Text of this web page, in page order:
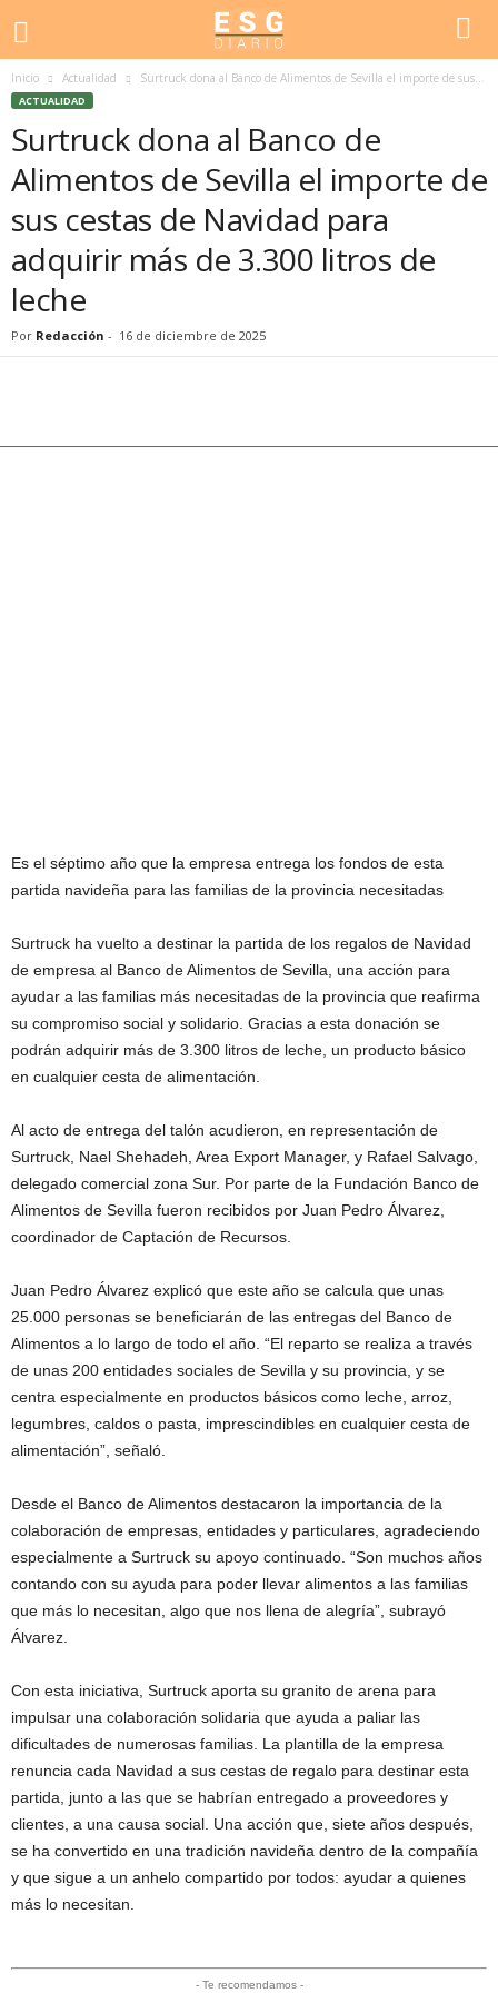
Inicio Actualidad Surtruck dona al Banco de Alimentos de Sevilla el importe de sus...
ACTUALIDAD
Surtruck dona al Banco de
Alimentos de Sevilla el importe de
sus cestas de Navidad para
adquirir más de 3.300 litros de
leche
Por Redacción - 16 de diciembre de 2025
Es el séptimo año que la empresa entrega los fondos de esta
partida navideña para las familias de la provincia necesitadas
Surtruck ha vuelto a destinar la partida de los regalos de Navidad
de empresa al Banco de Alimentos de Sevilla, una acción para
ayudar a las familias más necesitadas de la provincia que reafirma
su compromiso social y solidario. Gracias a esta donación se
podrán adquirir más de 3.300 litros de leche, un producto básico
en cualquier cesta de alimentación.
Al acto de entrega del talón acudieron, en representación de
Surtruck, Nael Shehadeh, Area Export Manager, y Rafael Salvago,
delegado comercial zona Sur. Por parte de la Fundación Banco de
Alimentos de Sevilla fueron recibidos por Juan Pedro Álvarez,
coordinador de Captación de Recursos.
Juan Pedro Álvarez explicó que este año se calcula que unas
25.000 personas se beneficiarán de las entregas del Banco de
Alimentos a lo largo de todo el año. “El reparto se realiza a través
de unas 200 entidades sociales de Sevilla y su provincia, y se
centra especialmente en productos básicos como leche, arroz,
legumbres, caldos o pasta, imprescindibles en cualquier cesta de
alimentación”, señaló.
Desde el Banco de Alimentos destacaron la importancia de la
colaboración de empresas, entidades y particulares, agradeciendo
especialmente a Surtruck su apoyo continuado. “Son muchos años
contando con su ayuda para poder llevar alimentos a las familias
que más lo necesitan, algo que nos llena de alegría”, subrayó
Álvarez.
Con esta iniciativa, Surtruck aporta su granito de arena para
impulsar una colaboración solidaria que ayuda a paliar las
dificultades de numerosas familias. La plantilla de la empresa
renuncia cada Navidad a sus cestas de regalo para destinar esta
partida, junto a las que se habrían entregado a proveedores y
clientes, a una causa social. Una acción que, siete años después,
se ha convertido en una tradición navideña dentro de la compañía
y que sigue a un anhelo compartido por todos: ayudar a quienes
más lo necesitan.
- Te recomendamos -